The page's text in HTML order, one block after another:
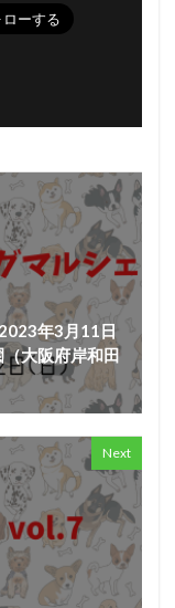
年3月11日
（大阪府岸和田
Next